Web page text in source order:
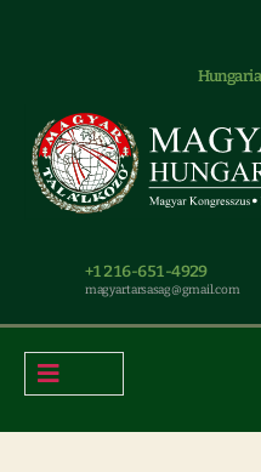
+1 216-651-4929
magyar.tarsasag@gmail.com